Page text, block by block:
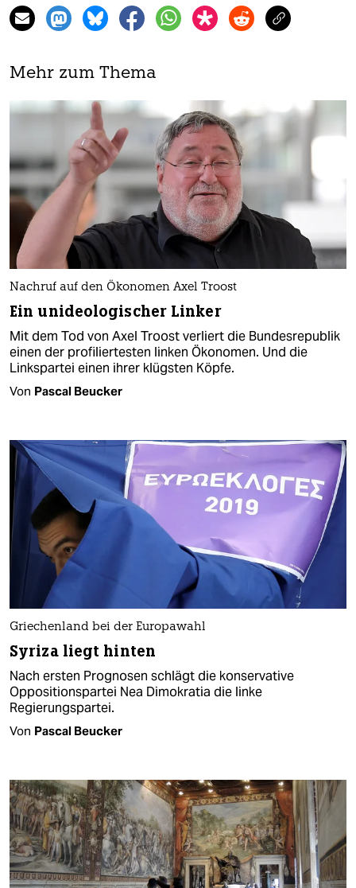
Mehr zum Thema
Nachruf auf den Ökonomen Axel Troost
Ein unideologischer Linker
Mit dem Tod von Axel Troost verliert die Bundesrepublik
einen der profiliertesten linken Ökonomen. Und die
Linkspartei einen ihrer klügsten Köpfe.
Von Pascal Beucker
Griechenland bei der Europawahl
Syriza liegt hinten
Nach ersten Prognosen schlägt die konservative
Oppositionspartei Nea Dimokratia die linke
Regierungspartei.
Von Pascal Beucker